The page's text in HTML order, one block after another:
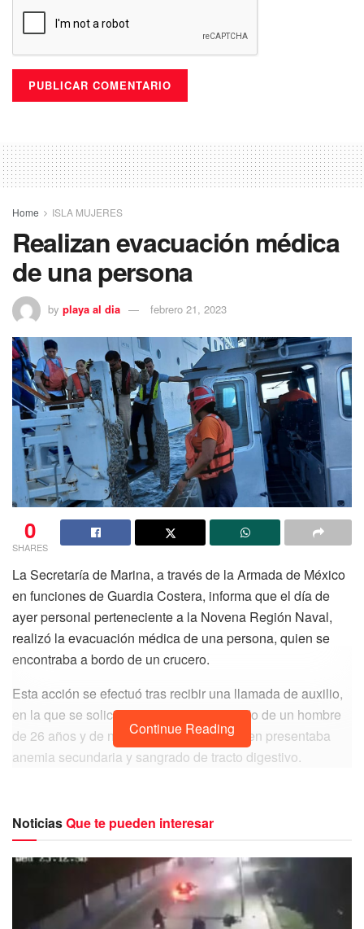
Home ISLA MUJERES
Realizan evacuación médica
de una persona
by playa al dia febrero 21, 2023
0
SHARES
La Secretaría de Marina, a través de la Armada de México
en funciones de Guardia Costera, informa que el día de
ayer personal perteneciente a la Novena Región Naval,
realizó la evacuación médica de una persona, quien se
encontraba a bordo de un crucero.
Esta acción se efectuó tras recibir una llamada de auxilio,
en la que se solicitó apoyo para el traslado de un hombre
de 26 años y de nacionalidad filipina, quien presentaba
anemia secundaria y sangrado de tracto digestivo.
Continue Reading
NoticiasQue te pueden interesar